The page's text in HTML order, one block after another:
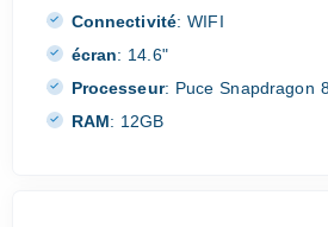
Connectivité: WIFI
écran: 14.6"
Processeur: Puce Snapdragon
RAM: 12GB